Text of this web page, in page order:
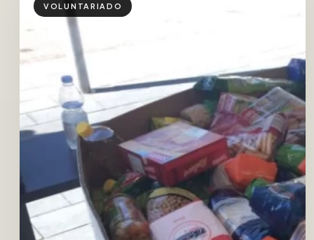
VOLUNTARIADO